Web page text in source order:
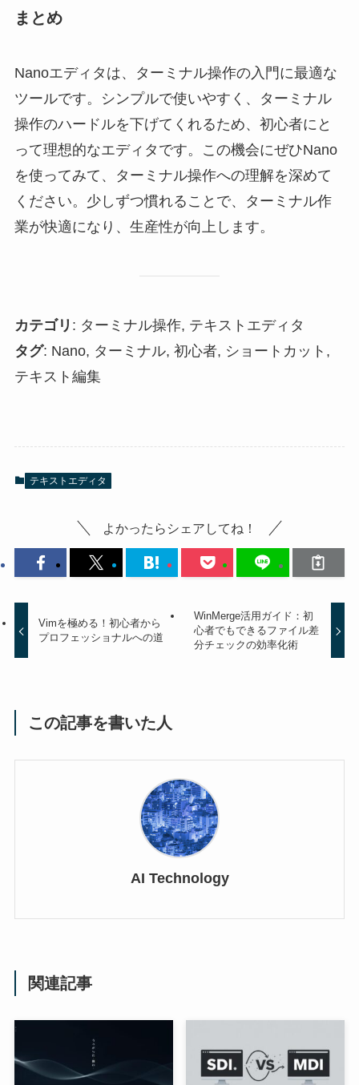
まとめ
Nanoエディタは、ターミナル操作の入門に最適な
ツールです。シンプルで使いやすく、ターミナル
操作のハードルを下げてくれるため、初心者にと
って理想的なエディタです。この機会にぜひNano
を使ってみて、ターミナル操作への理解を深めて
ください。少しずつ慣れることで、ターミナル作
業が快適になり、生産性が向上します。
カテゴリ : ターミナル操作, テキストエディタ
タグ: Nano, ターミナル, 初心者, ショートカット,
テキスト編集
テキストエディタ
よかったらシェアしてね！
Vimを極める！初心者から
プロフェッショナルへの道
WinMerge活用ガイド：初
心者でもできるファイル差
分チェックの効率化術
この記事を書いた人
AI Technology
関連記事